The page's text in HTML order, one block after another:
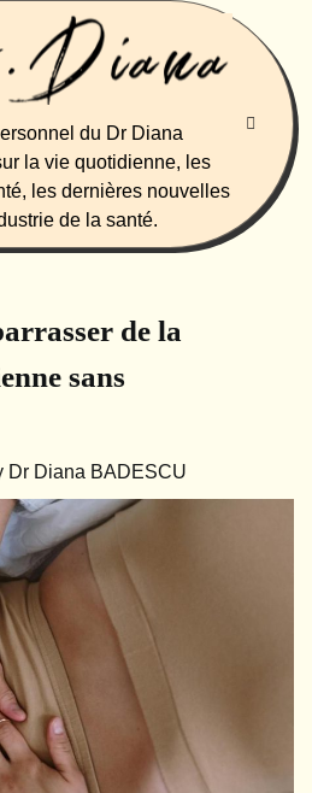
du Dr Diana
la vie quotidienne, les
les dernières nouvelles
de la santé.
de la
sans
Dr Diana BADESCU